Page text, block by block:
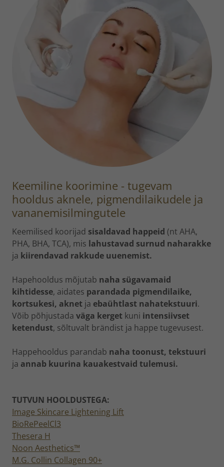
Keemiline koorimine - tugevam
hooldus aknele, pigmendilaikudele ja
vananemisilmingutele
Keemilised koorijad sisaldavad happeid (nt AHA,
PHA, BHA, TCA), mis lahustavad surnud naharakke
ja kiirendavad rakkude uuenemist.
Hapehooldus mõjutab naha sügavamaid
kihtidesse, aidates parandada pigmendilaike,
kortsukesi, aknet ja ebaühtlast nahatekstuuri.
Võib põhjustada väga kerget kuni intensiivset
ketendust, sõltuvalt brändist ja happe tugevusest.
Happehooldus parandab naha toonust, tekstuuri
ja annab kuurina kauakestvaid tulemusi.
TUTVUN HOOLDUSTEGA:
Image Skincare Lightening Lift
BioRePeelCl3
Thesera H
Noon Aesthetics™
M.G. Collin Collagen 90+